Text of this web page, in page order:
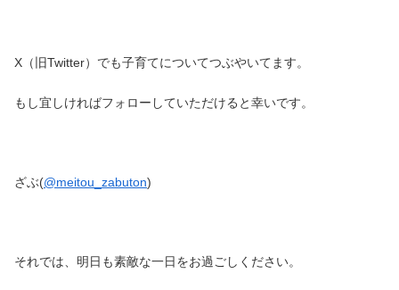
X（旧Twitter）でも子育てについてつぶやいてます。
もし宜しければフォローしていただけると幸いです。
ざぶ(@meitou_zabuton)
それでは、明日も素敵な一日をお過ごしください。